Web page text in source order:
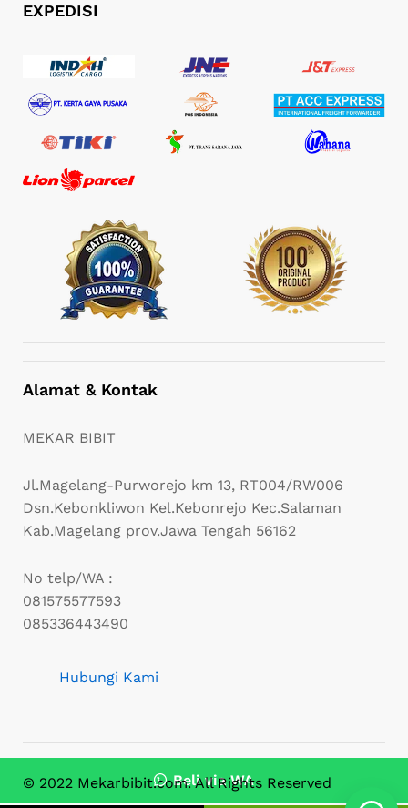
Beli via WA
EXPEDISI
Alamat & Kontak
MEKAR BIBIT
Jl.Magelang-Purworejo km 13, RT004/RW006
Dsn.Kebonkliwon Kel.Kebonrejo Kec.Salaman
Kab.Magelang prov.Jawa Tengah 56162
No telp/WA :
081575577593
085336443490
Hubungi Kami
© 2022 Mekarbibit.com. All Rights Reserved